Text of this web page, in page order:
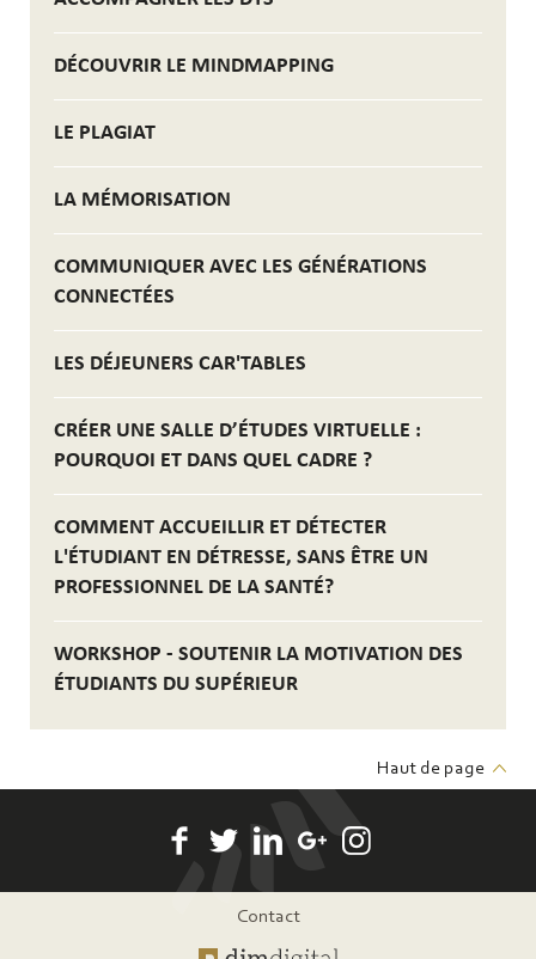
DÉCOUVRIR LE MINDMAPPING
LE PLAGIAT
LA MÉMORISATION
COMMUNIQUER AVEC LES GÉNÉRATIONS
CONNECTÉES
LES DÉJEUNERS CAR'TABLES
CRÉER UNE SALLE D’ÉTUDES VIRTUELLE :
POURQUOI ET DANS QUEL CADRE ?
COMMENT ACCUEILLIR ET DÉTECTER
L'ÉTUDIANT EN DÉTRESSE, SANS ÊTRE UN
PROFESSIONNEL DE LA SANTÉ?
WORKSHOP - SOUTENIR LA MOTIVATION DES
ÉTUDIANTS DU SUPÉRIEUR
Haut de page
Contact